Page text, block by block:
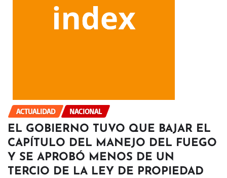
ACTUALIDAD NACIONAL
EL GOBIERNO TUVO QUE BAJAR EL
CAPÍTULO DEL MANEJO DEL FUEGO
Y SE APROBÓ MENOS DE UN
TERCIO DE LA LEY DE PROPIEDAD